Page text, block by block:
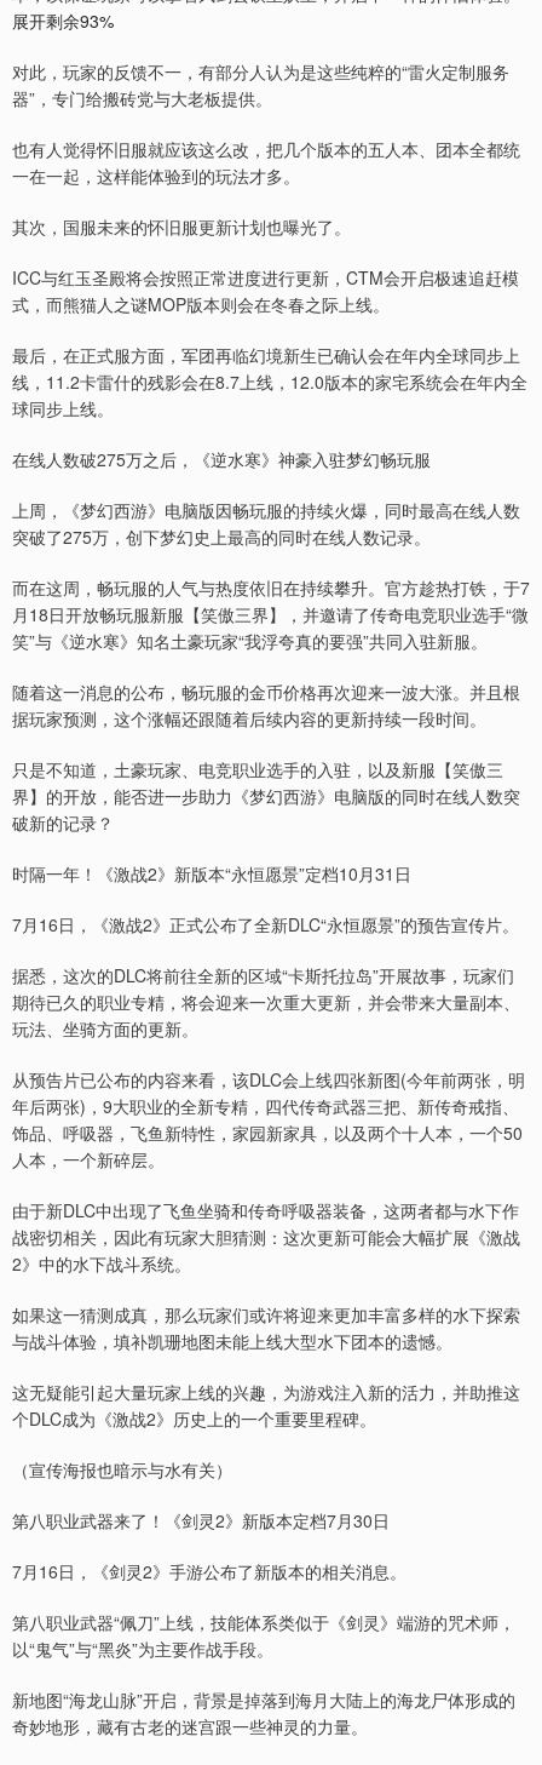
展开剩余93%
对此，玩家的反馈不一，有部分人认为是这些纯粹的“雷火定制服务
器”，专门给搬砖党与大老板提供。
也有人觉得怀旧服就应该这么改，把几个版本的五人本、团本全都统
一在一起，这样能体验到的玩法才多。
其次，国服未来的怀旧服更新计划也曝光了。
ICC与红玉圣殿将会按照正常进度进行更新，CTM会开启极速追赶模
式，而熊猫人之谜MOP版本则会在冬春之际上线。
最后，在正式服方面，军团再临幻境新生已确认会在年内全球同步上
线，11.2卡雷什的残影会在8.7上线，12.0版本的家宅系统会在年内全
球同步上线。
在线人数破275万之后，《逆水寒》神豪入驻梦幻畅玩服
上周，《梦幻西游》电脑版因畅玩服的持续火爆，同时最高在线人数
突破了275万，创下梦幻史上最高的同时在线人数记录。
而在这周，畅玩服的人气与热度依旧在持续攀升。官方趁热打铁，于7
月18日开放畅玩服新服【笑傲三界】，并邀请了传奇电竞职业选手“微
笑”与《逆水寒》知名土豪玩家“我浮夸真的要强”共同入驻新服。
随着这一消息的公布，畅玩服的金币价格再次迎来一波大涨。并且根
据玩家预测，这个涨幅还跟随着后续内容的更新持续一段时间。
只是不知道，土豪玩家、电竞职业选手的入驻，以及新服【笑傲三
界】的开放，能否进一步助力《梦幻西游》电脑版的同时在线人数突
破新的记录？
时隔一年！《激战2》新版本“永恒愿景”定档10月31日
7月16日，《激战2》正式公布了全新DLC“永恒愿景”的预告宣传片。
据悉，这次的DLC将前往全新的区域“卡斯托拉岛”开展故事，玩家们
期待已久的职业专精，将会迎来一次重大更新，并会带来大量副本、
玩法、坐骑方面的更新。
从预告片已公布的内容来看，该DLC会上线四张新图(今年前两张，明
年后两张)，9大职业的全新专精，四代传奇武器三把、新传奇戒指、
饰品、呼吸器，飞鱼新特性，家园新家具，以及两个十人本，一个50
人本，一个新碎层。
由于新DLC中出现了飞鱼坐骑和传奇呼吸器装备，这两者都与水下作
战密切相关，因此有玩家大胆猜测：这次更新可能会大幅扩展《激战
2》中的水下战斗系统。
如果这一猜测成真，那么玩家们或许将迎来更加丰富多样的水下探索
与战斗体验，填补凯珊地图未能上线大型水下团本的遗憾。
这无疑能引起大量玩家上线的兴趣，为游戏注入新的活力，并助推这
个DLC成为《激战2》历史上的一个重要里程碑。
（宣传海报也暗示与水有关）
第八职业武器来了！《剑灵2》新版本定档7月30日
7月16日，《剑灵2》手游公布了新版本的相关消息。
第八职业武器“佩刀”上线，技能体系类似于《剑灵》端游的咒术师，
以“鬼气”与“黑炎”为主要作战手段。
新地图“海龙山脉”开启，背景是掉落到海月大陆上的海龙尸体形成的
奇妙地形，藏有古老的迷宫跟一些神灵的力量。